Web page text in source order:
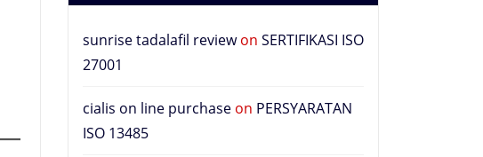
sunrise tadalafil reviewon SERTIFIKASI ISO
27001
cialis on line purchase on PERSYARATAN
ISO 13485